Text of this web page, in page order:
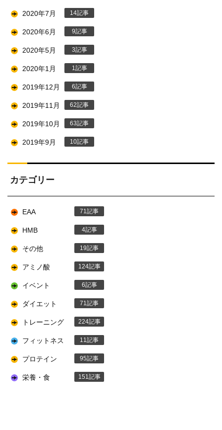
2020年7月 14
2020年6月 9
2020年5月 3
2020年1月 1
2019年12月 6
2019年11月 62
2019年10月 63
2019年9月 10
カテゴリー
EAA 71
HMB 4
その他 19
アミノ酸 124
イベント 6
ダイエット 71
トレーニング 224
フィットネス 11
プロテイン 95
栄養・食 151